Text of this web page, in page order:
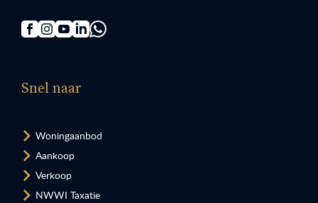
Snel naar
Woningaanbod
Aankoop
Verkoop
NWWI Taxatie